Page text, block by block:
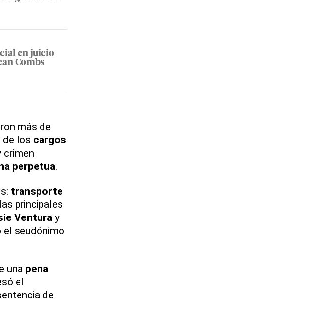
en juicio
Combs
más de
de los cargos
crimen
perpetua.
transporte
principales
Venturay
el seudónimo
una pena
el
de